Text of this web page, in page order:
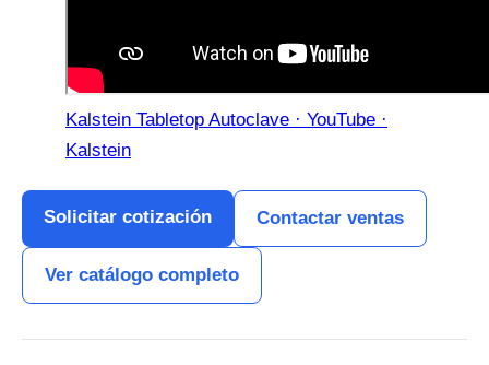
Kalstein Tabletop Autoclave · YouTube ·
Kalstein
Solicitar cotización Contactar ventas
Ver catálogo completo